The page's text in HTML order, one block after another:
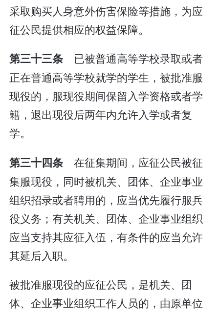
采取购买人身意外伤害保险等措施，为应
征公民提供相应的权益保障。
第三十三条 已被普通高等学校录取或者
正在普通高等学校就学的学生，被批准服
现役的，服现役期间保留入学资格或者学
籍，退出现役后两年内允许入学或者复
学。
第三十四条 在征集期间，应征公民被征
集服现役，同时被机关、团体、企业事业
组织招录或者聘用的，应当优先履行服兵
役义务；有关机关、团体、企业事业组织
应当支持其应征入伍，有条件的应当允许
其延后入职。
被批准服现役的应征公民，是机关、团
体、企业事业组织工作人员的，由原单位